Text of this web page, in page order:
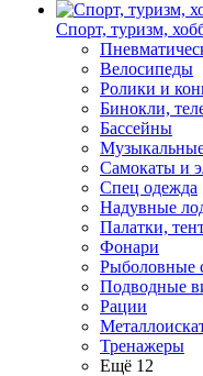
Спорт, туризм,
Велосипеды
Ролики и
Бинокли,
Бассейны
Самокаты и
Спец одежда
Надувные
Палатки,
Фонари
Рыболовные
Подводные
Рации
Тренажеры
Ещё 12